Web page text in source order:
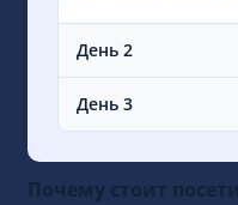
День 2
День 3
Почему стоит